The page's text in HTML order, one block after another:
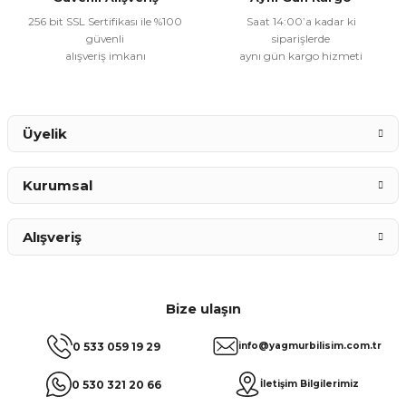
256 bit SSL Sertifikası ile %100
güvenli
alışveriş imkanı
Saat 14:00’a kadar ki
siparişlerde
aynı gün kargo hizmeti
Bize ulaşın
0 533 059 19 29
0 530 321 20 66
info@yagmurbilisim.com.tr
İletişim Bilgilerimiz
Üyelik
Kurumsal
Alışveriş